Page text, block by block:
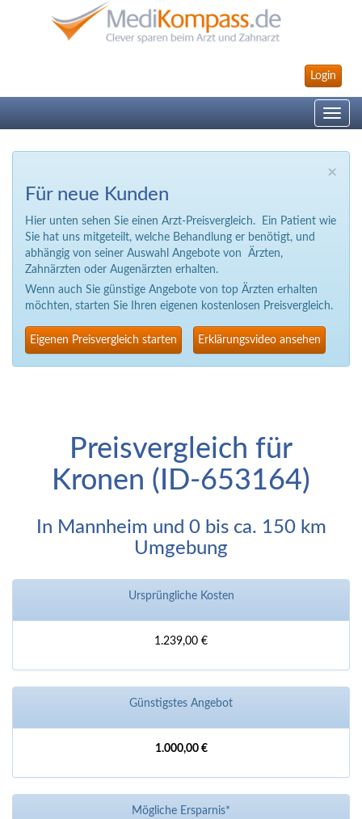
Login
Toggle
×
Für neue Kunden
Hier unten sehen Sie einen Arzt-Preisvergleich. Ein Patient wie
Sie hat uns mitgeteilt, welche Behandlung er benötigt, und
abhängig von seiner Auswahl Angebote von Ärzten,
Zahnärzten oder Augenärzten erhalten.
Wenn auch Sie günstige Angebote von top Ärzten erhalten
möchten, starten Sie Ihren eigenen kostenlosen Preisvergleich.
Eigenen Preisvergleich starten Erklärungsvideo ansehen
Preisvergleich für
Kronen (ID-653164)
In Mannheim und 0 bis ca. 150 km
Umgebung
Ursprüngliche Kosten
1.239,00 €
Günstigstes Angebot
1.000,00 €
Mögliche Ersparnis*